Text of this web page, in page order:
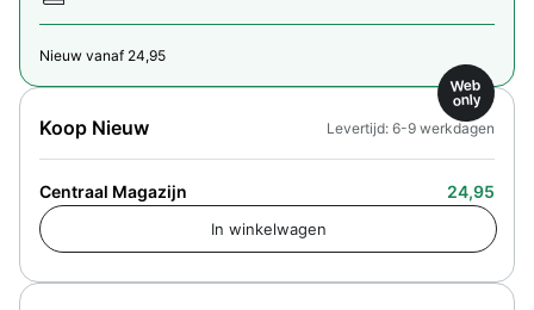
Nieuw vanaf 24,95
Koop Nieuw
Web
only
Centraal Magazijn 24,95
Levertijd: 6-9 werkdagen